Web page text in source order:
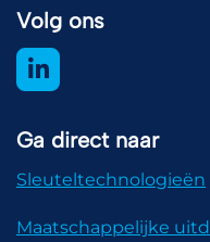
Volg ons
Ga direct naar
Sleuteltechnologieën
Maatschappelijke